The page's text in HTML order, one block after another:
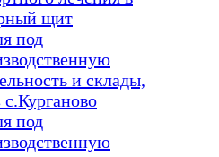
щит
под
и склады,
с.Курганово
под